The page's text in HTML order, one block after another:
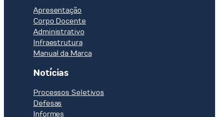
Apresentação
Corpo Docente
Administrativo
Infraestrutura
Manual da Marca
Notícias
Processos Seletivos
Defesas
Informes